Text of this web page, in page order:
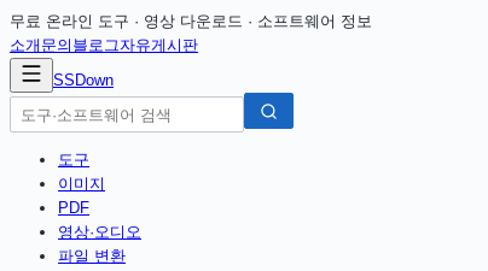
무료 온라인 도구 · 영상 다운로드 · 소프트웨어 정보
소개 문의 블로그자유게시판
SSDown
도구
이미지
PDF
영상·오디오
파일 변환